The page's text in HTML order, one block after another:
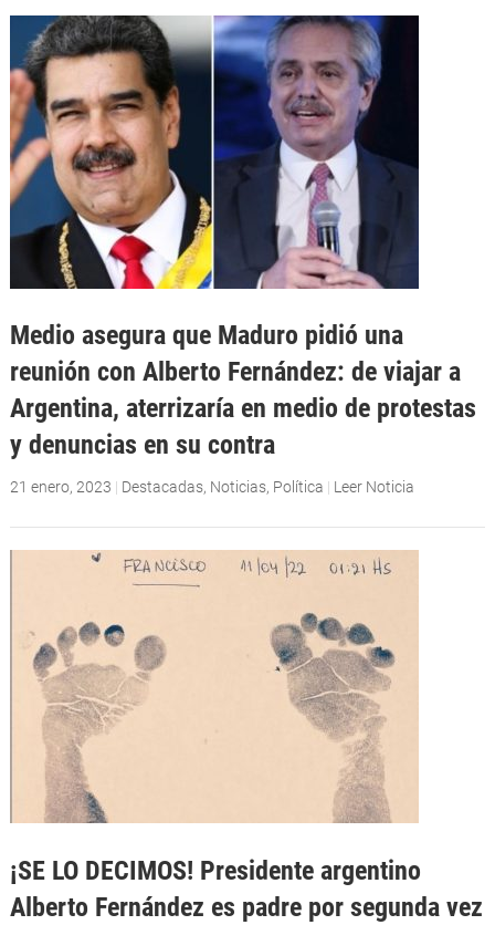
Medio asegura que Maduro pidió una
reunión con Alberto Fernández: de viajar a
Argentina, aterrizaría en medio de protestas
y denuncias en su contra
21 enero, 2023 | Destacadas, Noticias, Política | Leer Noticia
¡SE LO DECIMOS! Presidente argentino
Alberto Fernández es padre por segunda vez